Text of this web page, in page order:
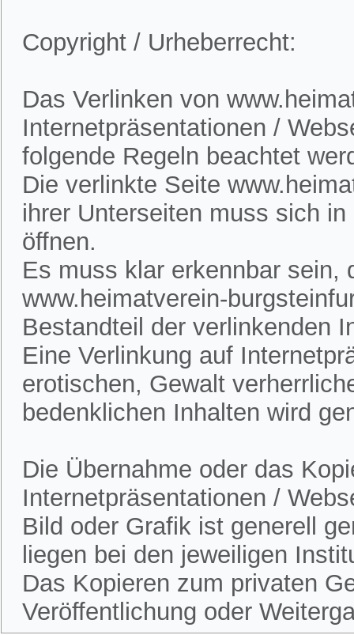
Copyright / Urheberrecht:
Das Verlinken von
Internetpräsentationen /
folgende Regeln beachtet
Die verlinkte Seite
ihrer Unterseiten muss sich
öffnen.
Es muss klar erkennbar sein,
www.heimatverein-
Bestandteil der verlinkenden
Eine Verlinkung auf
erotischen, Gewalt
bedenklichen Inhalten wird
Die Übernahme oder das
Internetpräsentationen /
Bild oder Grafik ist generell
liegen bei den jeweiligen
Das Kopieren zum privaten
Veröffentlichung oder